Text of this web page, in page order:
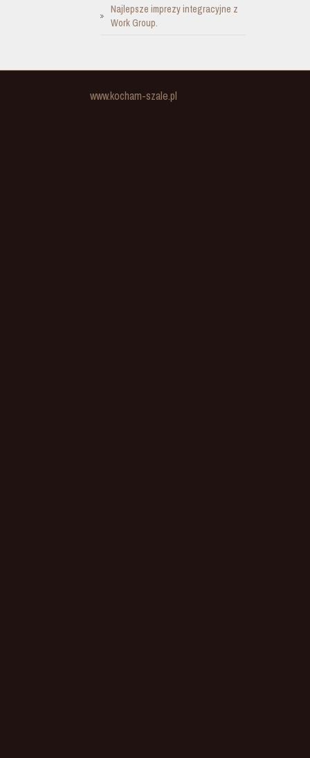
Najlepsze imprezy integracyjne z
Work Group.
www.kocham-szale.pl